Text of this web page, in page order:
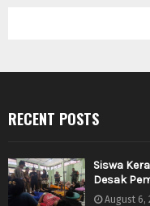
RECENT POSTS
Siswa
Desak
August 6,